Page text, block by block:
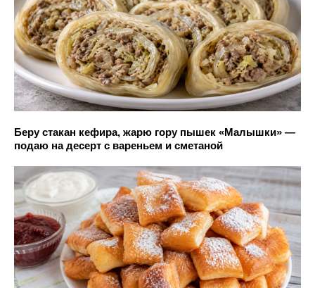
Беру стакан кефира, жарю гору пышек «Малышки» —
подаю на десерт с вареньем и сметаной